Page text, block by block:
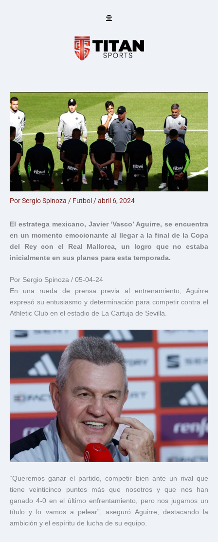
PorSergio Spinoza / Futbol /abril 6, 2024
El estratega mexicano, Javier ‘Vasco’ Aguirre, se encuentra
en un momento emocionante al llegar a la final de la Copa
del Rey con el Real Mallorca, un logro que no estaba
inicialmente en sus planes para esta temporada.
Por Sergio Spinoza / 05-04-24
En una rueda de prensa previa al entrenamiento, Aguirre
expresó su entusiasmo y determinación para competir contra el
Athletic Club en el estadio de La Cartuja de Sevilla.
“Queremos ganar el partido, competir bien ante un rival que
tiene veinticinco puntos más que nosotros y que nos han
ganado 4-0 en el último enfrentamiento, pero nos jugamos un
título y lo vamos a pelear”, aseguró Aguirre, destacando la
ambición y el espíritu de lucha de su equipo.